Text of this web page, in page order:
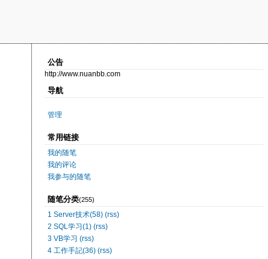
公告
http://www.nuanbb.com
导航
管理
常用链接
我的随笔
我的评论
我参与的随笔
随笔分类(255)
1 Server技术(58) (rss)
2 SQL学习(1) (rss)
3 VB学习 (rss)
4 工作手記(36) (rss)